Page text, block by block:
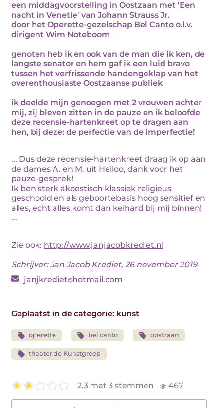
een middagvoorstelling in Oostzaan met 'Een
nacht in Venetie' van Johann Strauss Jr.
door het Operette-gezelschap Bel Canto o.l.v.
dirigent Wim Noteboom
genoten heb ik en ook van de man die ik ken, de
langste senator en hem gaf ik een luid bravo
tussen het verfrissende handengeklap van het
overenthousiaste Oostzaanse publiek
ik deelde mijn genoegen met 2 vrouwen achter
mij, zij bleven zitten in de pauze en ik beloofde
deze recensie-hartenkreet op te dragen aan
hen, bij deze: de perfectie van de imperfectie!
... Dus deze recensie-hartenkreet draag ik op aan
de dames A. en M. uit Heiloo, dank voor het
pauze-gesprek!
Ik ben sterk akoestisch klassiek religieus
geschoold en als geboortebasis hoog sensitief en
alles, echt alles komt dan keihard bij mij binnen!
...
Zie ook: http://www.janjacobkrediet.nl
Schrijver:Jan Jacob Krediet, 26 november 2019
janjkrediet hotmail.com
Geplaatst in de categorie: kunst
operette bel canto oostzaan
theater de Kunstgreep
2.3 met 3 stemmen 467